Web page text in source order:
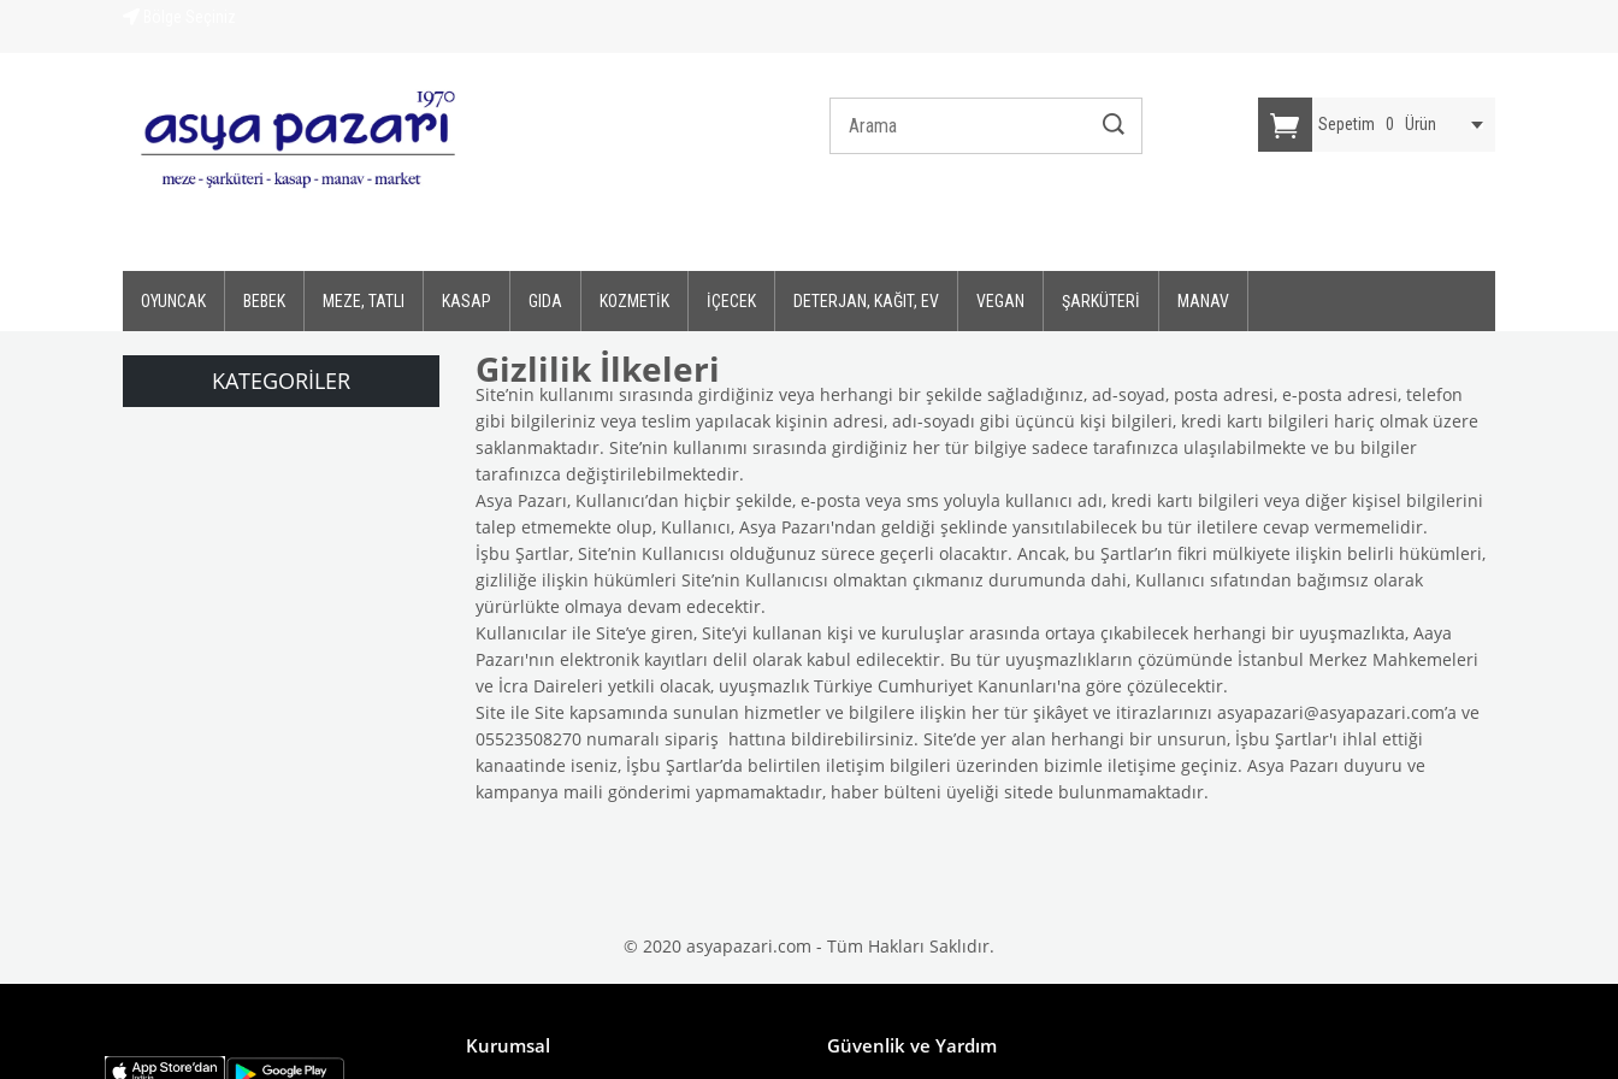
Sepetim 0 Ürün
OYUNCAK BEBEK MEZE, TATLI KASAP GIDA KOZMETİK İÇECEK DETERJAN, KAĞIT, EV VEGAN ŞARKÜTERİ MANAV
KATEGORILER Gizlilik İlkeleri
Site’nin kullanımı sırasında girdiğiniz veya herhangi bir şekilde sağladığınız, ad-soyad, posta adresi, e-posta adresi, telefon
gibi bilgileriniz veya teslim yapılacak kişinin adresi, adı-soyadı gibi üçüncü kişi bilgileri, kredi kartı bilgileri hariç olmak üzere
saklanmaktadır. Site’nin kullanımı sırasında girdiğiniz her tür bilgiye sadece tarafınızca ulaşılabilmekte ve bu bilgiler
tarafınızca değiştirilebilmektedir.
Asya Pazarı, Kullanıcı’dan hiçbir şekilde, e-posta veya sms yoluyla kullanıcı adı, kredi kartı bilgileri veya diğer kişisel bilgilerini
talep etmemekte olup, Kullanıcı, Asya Pazarı'ndan geldiği şeklinde yansıtılabilecek bu tür iletilere cevap vermemelidir.
İşbu Şartlar, Site’nin Kullanıcısı olduğunuz sürece geçerli olacaktır. Ancak, bu Şartlar’ın fikri mülkiyete ilişkin belirli hükümleri,
gizliliğe ilişkin hükümleri Site’nin Kullanıcısı olmaktan çıkmanız durumunda dahi, Kullanıcı sıfatından bağımsız olarak
yürürlükte olmaya devam edecektir.
Kullanıcılar ile Site’ye giren, Site’yi kullanan kişi ve kuruluşlar arasında ortaya çıkabilecek herhangi bir uyuşmazlıkta, Aaya
Pazarı'nın elektronik kayıtları delil olarak kabul edilecektir. Bu tür uyuşmazlıkların çözümünde İstanbul Merkez Mahkemeleri
ve İcra Daireleri yetkili olacak, uyuşmazlık Türkiye Cumhuriyet Kanunları'na göre çözülecektir.
Site ile Site kapsamında sunulan hizmetler ve bilgilere ilişkin her tür şikâyet ve itirazlarınızı asyapazari@asyapazari.com’a ve
05523508270 numaralı sipariş hattına bildirebilirsiniz. Site’de yer alan herhangi bir unsurun, İşbu Şartlar'ı ihlal ettiği
kanaatinde iseniz, İşbu Şartlar’da belirtilen iletişim bilgileri üzerinden bizimle iletişime geçiniz. Asya Pazarı duyuru ve
kampanya maili gönderimi yapmamaktadır, haber bülteni üyeliği sitede bulunmamaktadır.
© 2020 asyapazari.com - Tüm Hakları Saklıdır.
Kurumsal Güvenlik ve Yardım